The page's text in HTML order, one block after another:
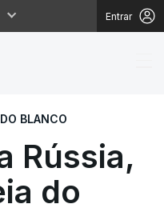
Entrar
Rússia,
BLANCO
Rússia,
do